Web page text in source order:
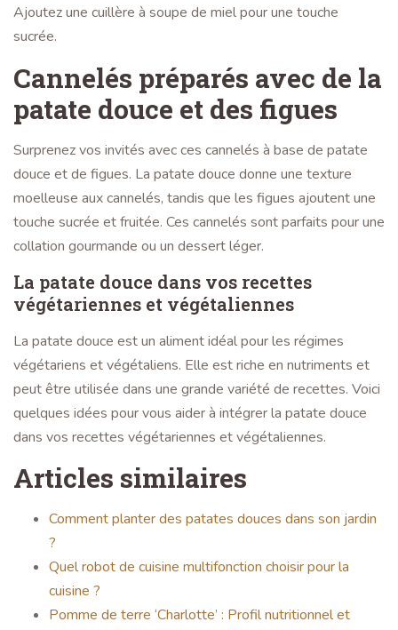
Ajoutez une cuillère à soupe de miel pour une touche
sucrée.
Cannelés préparés avec de la
patate douce et des figues
Surprenez vos invités avec ces cannelés à base de patate
douce et de figues. La patate douce donne une texture
moelleuse aux cannelés, tandis que les figues ajoutent une
touche sucrée et fruitée. Ces cannelés sont parfaits pour une
collation gourmande ou un dessert léger.
La patate douce dans vos recettes
végétariennes et végétaliennes
La patate douce est un aliment idéal pour les régimes
végétariens et végétaliens. Elle est riche en nutriments et
peut être utilisée dans une grande variété de recettes. Voici
quelques idées pour vous aider à intégrer la patate douce
dans vos recettes végétariennes et végétaliennes.
Articles similaires
Comment planter des patates douces dans son jardin
?
Quel robot de cuisine multifonction choisir pour la
cuisine ?
Pomme de terre ‘Charlotte’ : Profil nutritionnel et